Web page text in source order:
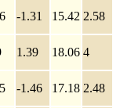
-1.31 15.42 2.58
1.39 18.06 4
-1.46 17.18 2.48